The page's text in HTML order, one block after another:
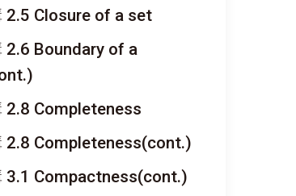
2.5 Closure of a set
2.6 Boundary of a
2.8 Completeness
2.8 Completeness(cont.)
3.1 Compactness(cont.)